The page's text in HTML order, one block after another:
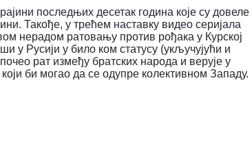
последњих десетак година које су довеле
Такође, у трећем наставку видео cеријала
нерадом ратовању против рођака у Курској
у Русији у било ком статусу (укључујући и
рат између братских народа и верује у
би могао да се одупре колективном Западу.